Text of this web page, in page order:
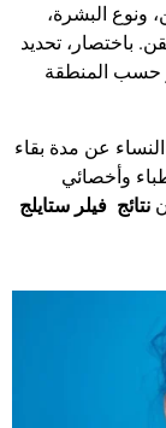
ونوع البشرة،
باختصار، تحديد
حسب المنطقة
عن مدة بقاء
وأخصائي
نتائج فيلر ستايلج